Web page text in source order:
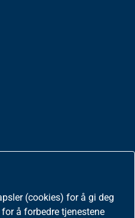
(cookies) for å gi deg
å forbedre tjenestene
helseaktører